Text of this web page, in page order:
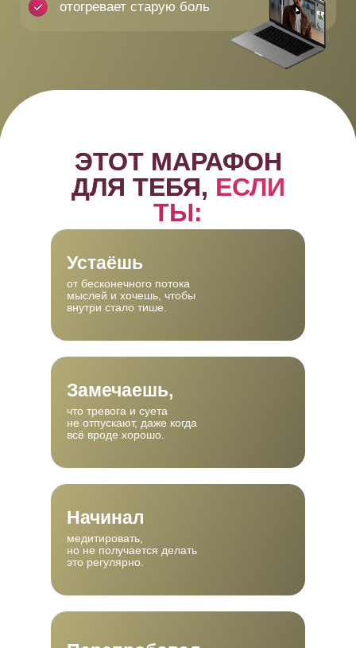
ЭТОТ МАРАФОН
ДЛЯ ТЕБЯ, ЕСЛИ
ТЫ:
Замечаешь,
что тревога и суета
не отпускают, даже когда
всё вроде хорошо.
Устаёшь
от бесконечного потока
мыслей и хочешь, чтобы
внутри стало тише.
Начинал
медитировать,
но не получается делать
это регулярно.
2